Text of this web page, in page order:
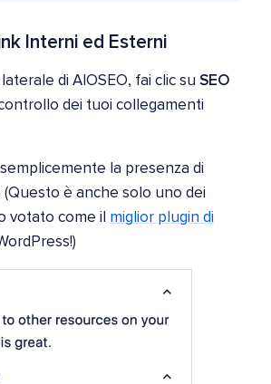
Interni ed Esterni
di AIOSEO, fai clic su SEO
dei tuoi collegamenti
la presenza di
è anche solo uno dei
votato come il miglior plugin di